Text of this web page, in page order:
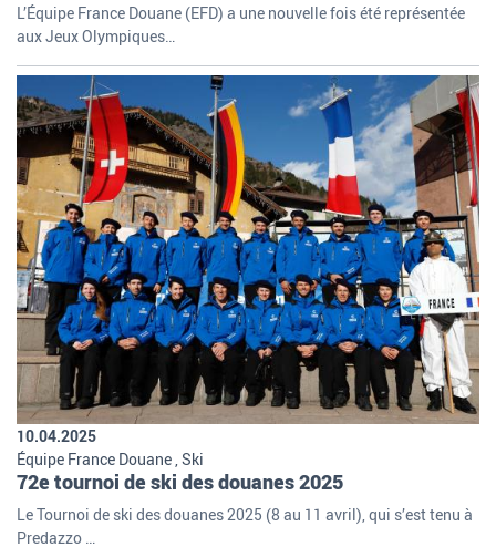
L’Équipe France Douane (EFD) a une nouvelle fois été représentée
aux Jeux Olympiques…
10.04.2025
Équipe France Douane , Ski
72e tournoi de ski des douanes 2025
Le Tournoi de ski des douanes 2025 (8 au 11 avril), qui s’est tenu à
Predazzo …